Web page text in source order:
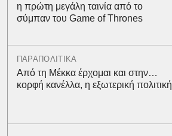
η πρώτη μεγάλη ταινία από το
σύμπαν του Game of Thrones
ΠΑΡΑΠΟΛΙΤΙΚΑ
Από τη Μέκκα έρχομαι και στην…
κορφή κανέλλα, η εξωτερική πολιτική